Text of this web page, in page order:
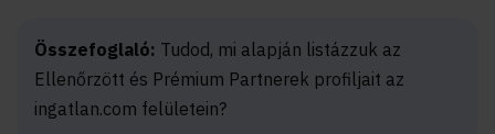
Összefoglaló: Tudod, mi alapján listázzuk az
Ellenőrzött és Prémium Partnerek profiljait az
ingatlan.com felületein?